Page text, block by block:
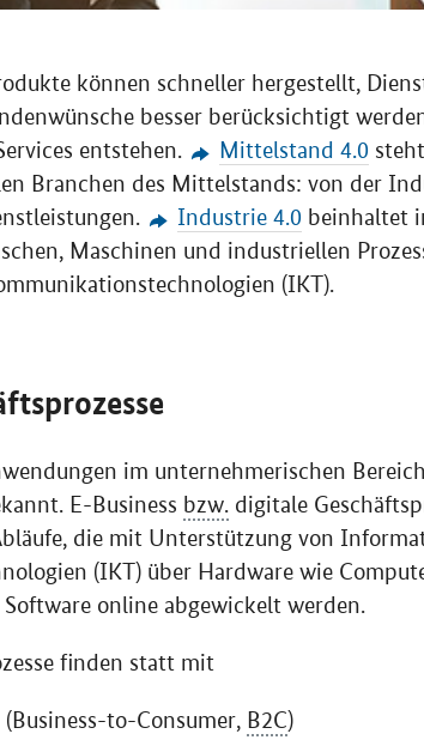
können schneller hergestellt,
besser berücksichtigt
entstehen. Mittelstand 4.0
Branchen des Mittelstands: von der
Industrie 4.0 beinhaltet
Maschinen und industriellen
(IKT).
im unternehmerischen
E-Business bzw. digitale
die mit Unterstützung von
(IKT) über Hardware wie
Software online abgewickelt werden.
finden statt mit
(Business-to-Consumer, B2C)